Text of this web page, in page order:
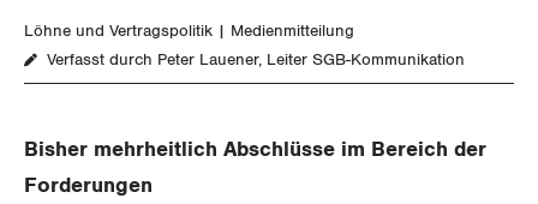
Flankierende Massnahmen und
Personenfreizügigkeit
Gewerkschaftsrechte
Löhne und Vertragspolitik
Medienmitteilung
Verfasst durch Peter Lauener, Leiter SGB-Kommunikation
Bisher mehrheitlich Abschlüsse im Bereich der
Forderungen